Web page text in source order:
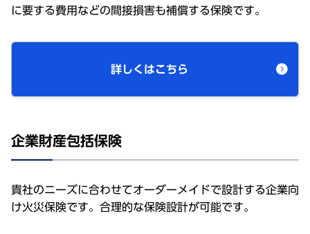
に要する費用などの間接損害も補償する保険です。
詳しくはこちら
企業財産包括保険
貴社のニーズに合わせてオーダーメイドで設計する企業向
け火災保険です。合理的な保険設計が可能です。